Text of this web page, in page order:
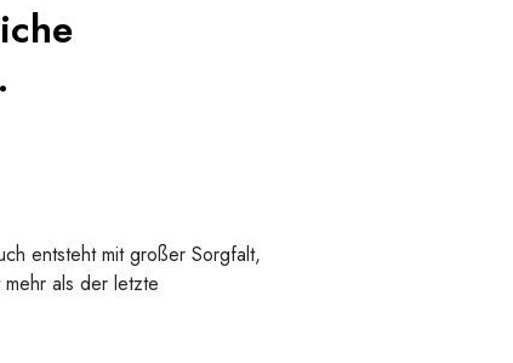
entsteht mit großer Sorgfalt,
als der letzte